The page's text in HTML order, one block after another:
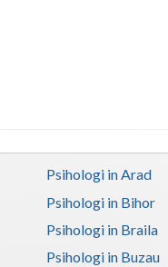
Psihologi in Arad
Psihologi in Bihor
Psihologi in Braila
Psihologi in Buzau